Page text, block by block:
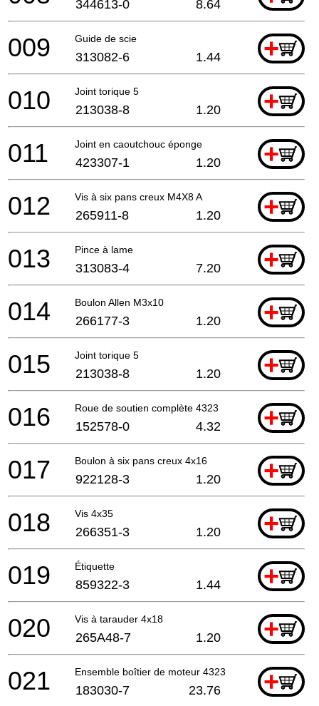
344613-0 8.64
Guide de scie +
009 313082-6 1.44
Joint torique 5 +
010 213038-8 1.20
Joint en caoutchouc éponge +
011 423307-1 1.20
Vis à six pans creux M4X8 A +
012 265911-8 1.20
Pince à lame +
013 313083-4 7.20
Boulon Allen M3x10 +
014 266177-3 1.20
Joint torique 5 +
015 213038-8 1.20
Roue de soutien complète 4323 +
016 152578-0 4.32
Boulon à six pans creux 4x16 +
017 922128-3 1.20
Vis 4x35 +
018 266351-3 1.20
Étiquette +
019 859322-3 1.44
Vis à tarauder 4x18 +
020 265A48-7 1.20
Ensemble boîtier de moteur 4323 * +
021 183030-7 23.76